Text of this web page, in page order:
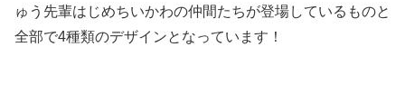
ゅう先輩はじめちいかわの仲間たちが登場しているものと
全部で4種類のデザインとなっています！